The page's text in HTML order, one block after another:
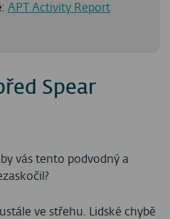
: APT Activity Report
Spear
vás tento podvodný a
ve střehu. Lidské chybě